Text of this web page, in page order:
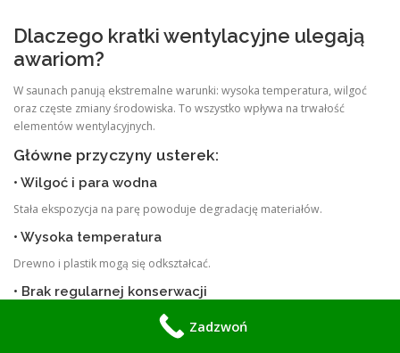
Dlaczego kratki wentylacyjne ulegają
awariom?
W saunach panują ekstremalne warunki: wysoka temperatura, wilgoć
oraz częste zmiany środowiska. To wszystko wpływa na trwałość
elementów wentylacyjnych.
Główne przyczyny usterek:
• Wilgoć i para wodna
Stała ekspozycja na parę powoduje degradację materiałów.
• Wysoka temperatura
Drewno i plastik mogą się odkształcać.
• Brak regularnej konserwacji
Zaniedbanie czyszczenia prowadzi do blokad.
Zadzwoń